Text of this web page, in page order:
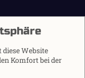
diese Website
Komfort bei der